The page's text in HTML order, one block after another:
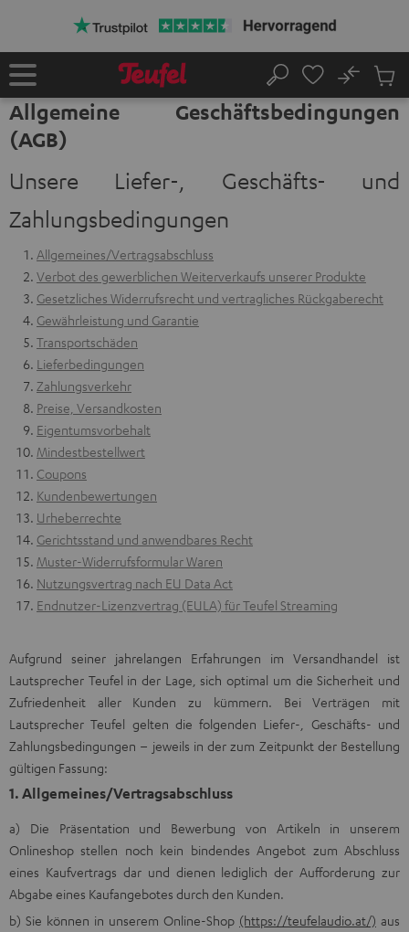
Startseite Suche
No
im
Allgemeine Geschäftsbedingungen
(AGB)
Unsere Liefer-, Geschäfts- und
Zahlungsbedingungen
Allgemeines/Vertragsabschluss
Verbot des gewerblichen Weiterverkaufs unserer Produkte
Gesetzliches Widerrufsrecht und vertragliches Rückgaberecht
Gewährleistung und Garantie
Transportschäden
Lieferbedingungen
Zahlungsverkehr
Preise, Versandkosten
Eigentumsvorbehalt
Mindestbestellwert
Coupons
Kundenbewertungen
Urheberrechte
Gerichtsstand und anwendbares Recht
Muster-Widerrufsformular Waren
Nutzungsvertrag nach EU Data Act
Endnutzer-Lizenzvertrag (EULA) für Teufel Streaming
Aufgrund seiner jahrelangen Erfahrungen im Versandhandel ist
Lautsprecher Teufel in der Lage, sich optimal um die Sicherheit und
Zufriedenheit aller Kunden zu kümmern. Bei Verträgen mit
Lautsprecher Teufel gelten die folgenden Liefer-, Geschäfts- und
Zahlungsbedingungen – jeweils in der zum Zeitpunkt der Bestellung
gültigen Fassung:
1. Allgemeines/Vertragsabschluss
a) Die Präsentation und Bewerbung von Artikeln in unserem
Onlineshop stellen noch kein bindendes Angebot zum Abschluss
eines Kaufvertrags dar und dienen lediglich der Aufforderung zur
Abgabe eines Kaufangebotes durch den Kunden.
b) Sie können in unserem Online-Shop (https://teufelaudio.at/) aus